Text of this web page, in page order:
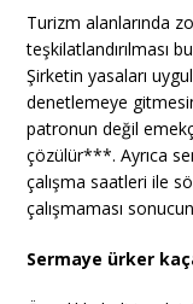
Turizm alanlarında
teşkilatlandırılması
Şirketin yasaları
denetlemeye
patronun değil
çözülür***. Ayrıca
çalışma saatleri ile
çalışmaması
Sermaye ürker